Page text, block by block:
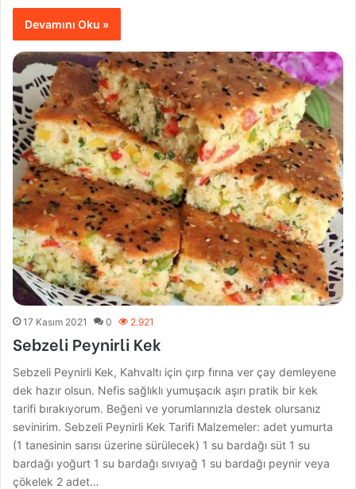
Devamını Oku »
17 Kasım 2021 0 2.921
Sebzeli Peynirli Kek
Sebzeli Peynirli Kek, Kahvaltı için çırp fırına ver çay demleyene
dek hazır olsun. Nefis sağlıklı yumuşacık aşırı pratik bir kek
tarifi bırakıyorum. Beğeni ve yorumlarınızla destek olursanız
sevinirim. Sebzeli Peynirli Kek Tarifi Malzemeler: adet yumurta
(1 tanesinin sarısı üzerine sürülecek) 1 su bardağı süt 1 su
bardağı yoğurt 1 su bardağı sıvıyağ 1 su bardağı peynir veya
çökelek 2 adet…